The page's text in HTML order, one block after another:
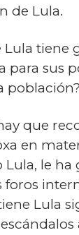
de Lula.
Lula tiene
para sus
población?
que
en
Lula, le ha
foros
Lula